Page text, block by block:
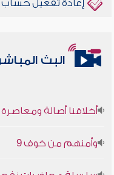
إعادة تفعيل حساب
البث
أخلاقنا أصالة ومعاصرة
وأمنهم من خوف 9
سلسلة محاضرات نفحات